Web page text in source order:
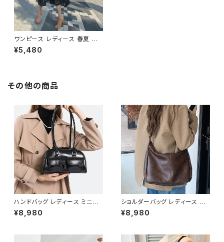
ワンピース レディース 春夏 秋
冬 春 夏 秋 冬 黒 ミディアム丈
ワンピース 5分袖 半袖 ドレス
ピース ミモレワンピース 半袖ワ
ンピース シースルー お呼ばれ
代 30代 40代 C-OSS0020
¥5,480
その他の商品
ハンドバッグ レディース ミニバ
ッグ ショルダーバッグ レトロバッ
グ 韓国風バッグ コンパクトバッ
¥8,980
ショルダーバッグ レディース ワ
ンショルダー レザー調 バッグ 斜
めがけバッグ 肩掛けバッグ 大容
ブラウン ワンサイズ K-B0281
¥8,980